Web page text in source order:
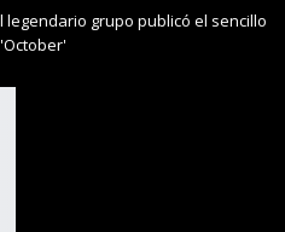
legendario grupo publicó el sencillo